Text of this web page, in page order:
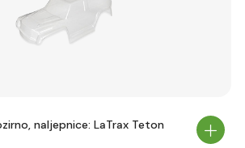
naljepnice: LaTrax Teton